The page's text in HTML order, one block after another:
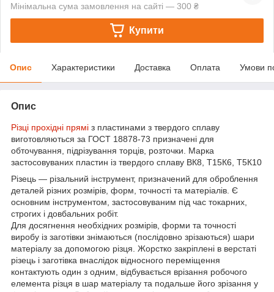
Мінімальна сума замовлення на сайті — 300 ₴
Купити
Опис Характеристики Доставка Оплата Умови
Опис
Різці прохідні прямі з пластинами з твердого сплаву
виготовляються за ГОСТ 18878-73 призначені для
обточування, підрізування торців, розточки. Марка
застосовуваних пластин із твердого сплаву ВК8, Т15К6, Т5К10
Різець — різальний інструмент, призначений для оброблення
деталей різних розмірів, форм, точності та матеріалів. Є
основним інструментом, застосовуваним під час токарних,
строгих і довбальних робіт.
Для досягнення необхідних розмірів, форми та точності
виробу із заготівки знімаються (послідовно зрізаються) шари
матеріалу за допомогою різця. Жорстко закріплені в верстаті
різець і заготівка внаслідок відносного переміщення
контактують один з одним, відбувається врізання робочого
елемента різця в шар матеріалу та подальше його зрізання у